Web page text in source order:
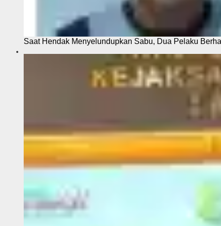
Saat Hendak Menyelundupkan Sabu, Dua Pelaku